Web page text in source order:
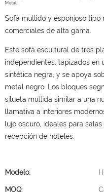
Metal.
Sofá mullido y esponjoso tipo
comerciales de alta gama.
Este sofá escultural de tres
independientes, tapizados en
sintética negra, y se apoya
metal negro. Los bloques
silueta mullida similar a una
llamativa a interiores
lujo oscuro, ideales para
recepción de hoteles.
Modelo:
MOQ: